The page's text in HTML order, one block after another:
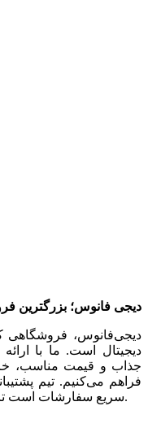
دیجی فانوس؛ بزرگترین
دیجی‌فانوس، فروشگاهی
دیجیتال است. ما با
جذاب و قیمت مناسب،
فراهم می‌کنیم. تیم
سریع سفارشات است تا بهترین تجربه خرید آنلاین را داشته باشید.